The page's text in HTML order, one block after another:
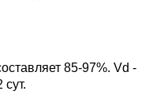
85-97%. Vd -
сут.